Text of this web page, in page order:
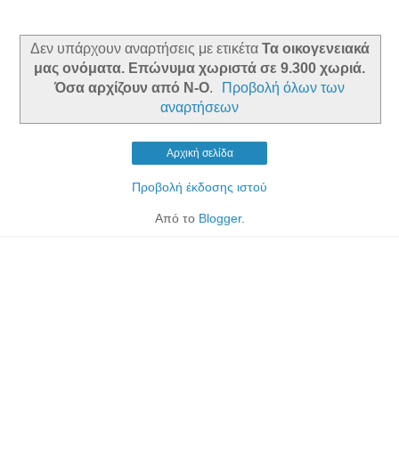
Δεν υπάρχουν αναρτήσεις με ετικέτα Τα οικογενειακά
μας ονόματα. Επώνυμα χωριστά σε 9.300 χωριά.
Όσα αρχίζουν από Ν-Ο.
Προβολή όλων των
αναρτήσεων
Αρχική σελίδα
Προβολή έκδοσης ιστού
Από το Blogger.